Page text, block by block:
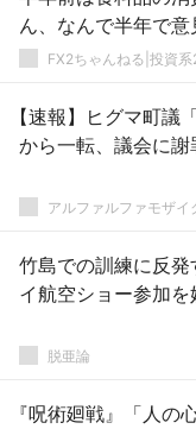
ん、なんで半年で
高市総理「レジレジ
FX2ちゃんねる|投資
【速報】ヒグマ町議
から一転、議会に謝
アルファルファモザイ
竹島での訓練に反
イ航空ショー参加
脱亜論
『呪術廻戦』「人の